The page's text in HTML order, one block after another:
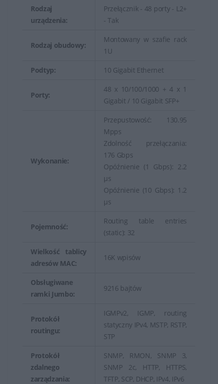
Rodzaj
urządzenia:
Przełącznik - 48 porty - L2+
- Tak
Rodzaj obudowy:
Montowany w szafie rack
1U
Podtyp: 10 Gigabit Ethernet
Porty:
48 x 10/100/1000 + 4 x 1
Gigabit / 10 Gigabit SFP+
Wykonanie:
Przepustowość: 130.95
Mpps
Zdolność przełączania:
176 Gbps
Opóźnienie (1 Gbps): 2.2
µs
Opóźnienie (10 Gbps): 1.2
µs
Pojemność:
Routing table entries
(static): 32
Wielkość tablicy
adresów MAC:
16K wpisów
Obsługiwane
ramki Jumbo:
9216 bajtów
Protokół
routingu:
IGMPv2, IGMP, routing
statyczny IPv4, MSTP, RSTP,
STP
Protokół
zdalnego
zarządzania:
SNMP, RMON, SNMP 3,
SNMP 2c, HTTP, HTTPS,
TFTP, SCP, DHCP, IPv4, IPv6